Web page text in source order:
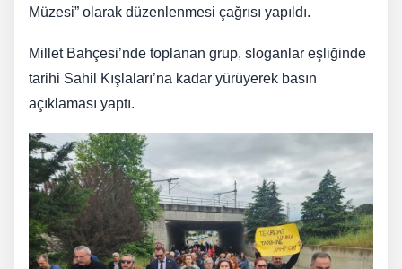
Müzesi” olarak düzenlenmesi çağrısı yapıldı.
Millet Bahçesi’nde toplanan grup, sloganlar eşliğinde
tarihi Sahil Kışlaları’na kadar yürüyerek basın
açıklaması yaptı.